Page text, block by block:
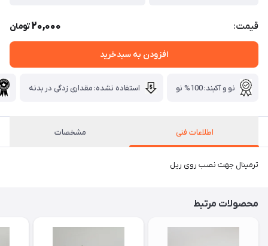
قیمت: 20,000تومان
افزودن به سبدخرید
نو و آکبند: 100% نو استفاده نشده: مقداری زدگی در بدنه
اطلاعات فنی مشخصات
ترمینال جهت نصب روی ریل
محصولات مرتبط